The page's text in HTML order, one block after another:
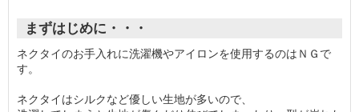
まずはじめに・・・
ネクタイのお手入れに洗濯機やアイロンを使用するのはＮＧで
す。
ネクタイはシルクなど優しい生地が多いので、